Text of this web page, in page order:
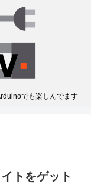
でも楽しんでます
トをゲット